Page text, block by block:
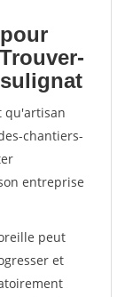
qu'artisan
chantiers-
entreprise
peut
et